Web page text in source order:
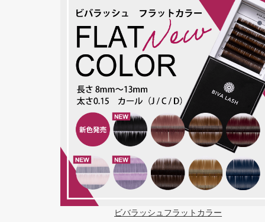
ビバラッシュフラットカラー